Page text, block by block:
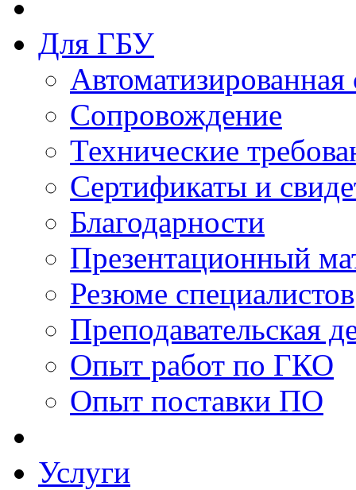
Для ГБУ
Сопровождение
Технические
Сертификаты и
Благодарности
Презентационный
Резюме специалистов
Преподавательская
Опыт работ по ГКО
Опыт поставки ПО
Услуги